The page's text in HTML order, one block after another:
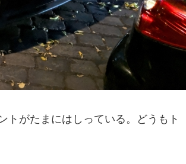
トがたまにはしっている。どうもト